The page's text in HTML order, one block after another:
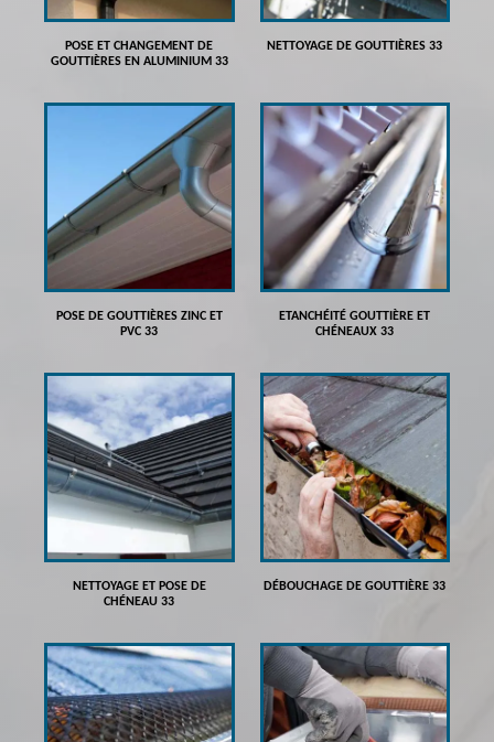
POSE ET CHANGEMENT DE
GOUTTIÈRES EN ALUMINIUM 33
NETTOYAGE DE GOUTTIÈRES 33
POSE DE GOUTTIÈRES ZINC ET
PVC 33
ETANCHÉITÉ GOUTTIÈRE ET
CHÉNEAUX 33
NETTOYAGE ET POSE DE
CHÉNEAU 33
DÉBOUCHAGE DE GOUTTIÈRE 33